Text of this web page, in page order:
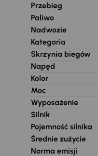
Przebieg
Paliwo
Nadwozie
Kategoria
Skrzynia biegów
Napęd
Kolor
Moc
Wyposażenie
Silnik
Pojemność silnika
Średnie zużycie
Norma emisji